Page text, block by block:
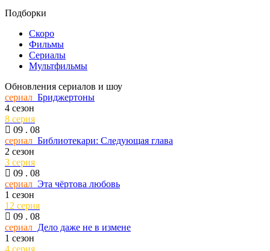
Подборки
Скоро
Фильмы
Сериалы
Мультфильмы
Обновления сериалов и шоу
сериал Бриджертоны
4 сезон
8 серия
09 . 08
сериал Библиотекари: Следующая глава
2 сезон
3 серия
09 . 08
сериал Эта чёртова любовь
1 сезон
12 серия
09 . 08
сериал Дело даже не в измене
1 сезон
4 серия